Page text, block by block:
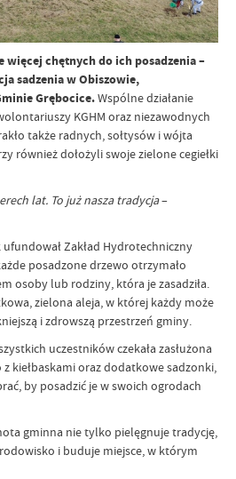
więcej chętnych do ich posadzenia –
sadzenia w Obiszowie,
Grębocice.Wspólne działanie
KGHM oraz niezawodnych
także radnych, sołtysów i wójta
również dołożyli swoje zielone cegiełki
lat. To już nasza tradycja–
Zakład Hydrotechniczny
posadzone drzewo otrzymało
osoby lub rodziny, która je zasadziła.
zielona aleja, w której każdy może
i zdrowszą przestrzeń gminy.
uczestników czekała zasłużona
kiełbaskami oraz dodatkowe sadzonki,
by posadzić je w swoich ogrodach
gminna nie tylko pielęgnuje tradycję,
i buduje miejsce, w którym